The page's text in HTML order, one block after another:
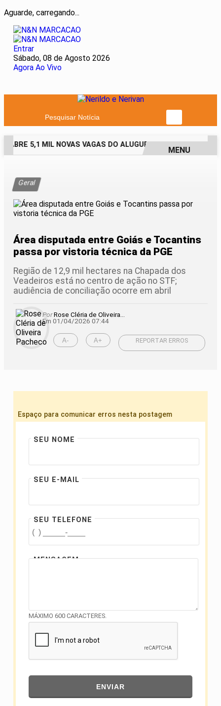
Aguarde, carregando...
Entrar
Sábado, 08 de Agosto 2026
Agora Ao Vivo
Pesquisar Notícia
ABRE 5,1 MIL NOVAS VAGAS DO ALUGUEL SOCIAL EM 40
MENU
Geral
Área disputada entre Goiás e Tocantins
passa por vistoria técnica da PGE
Região de 12,9 mil hectares na Chapada dos
Veadeiros está no centro de ação no STF;
audiência de conciliação ocorre em abril
PorRose Cléria de Oliveira...
Em 01/04/2026 07:44
A- A+ REPORTAR ERROS
Espaço para comunicar erros nesta postagem
SEU NOME
SEU E-MAIL
SEU TELEFONE
MENSAGEM
MÁXIMO 600 CARACTERES.
ENVIAR